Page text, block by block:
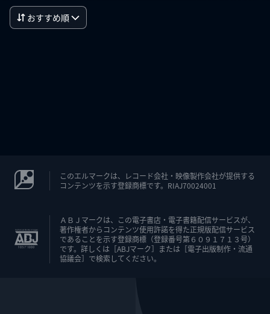
おすすめ順
このエルマークは、レコード会社・映像製作会社が提供する
コンテンツを示す登録商標です。RIAJ70024001
ＡＢＪマークは、この電子書店・電子書籍配信サービスが、
著作権者からコンテンツ使用許諾を得た正規版配信サービス
であることを示す登録商標（登録番号第６０９１７１３号）
です。詳しくは［ABJマーク］または［電子出版制作・流通
協議会］で検索してください。